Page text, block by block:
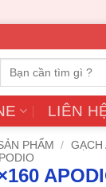
Tìm
LIÊN
PHẨM / GẠCH